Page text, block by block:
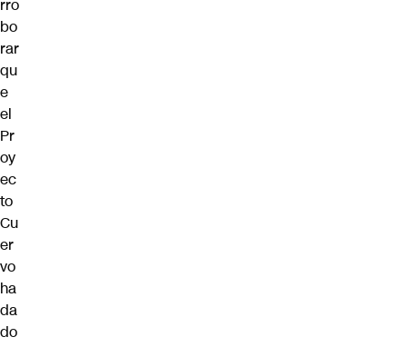
rro
bo
rar
qu
e
el
Pr
oy
ec
to
Cu
er
vo
ha
da
do